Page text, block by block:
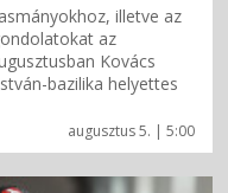
augusztus 5. | 5:00
illetve az
az
Kovács
bazilika helyettes